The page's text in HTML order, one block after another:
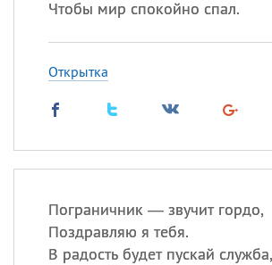
Чтобы мир спокойно спал.
Открытка
Пограничник — звучит гордо,
Поздравляю я тебя.
В радость будет пускай служба,
ИМЕНА
Сегодня
Посмотреть